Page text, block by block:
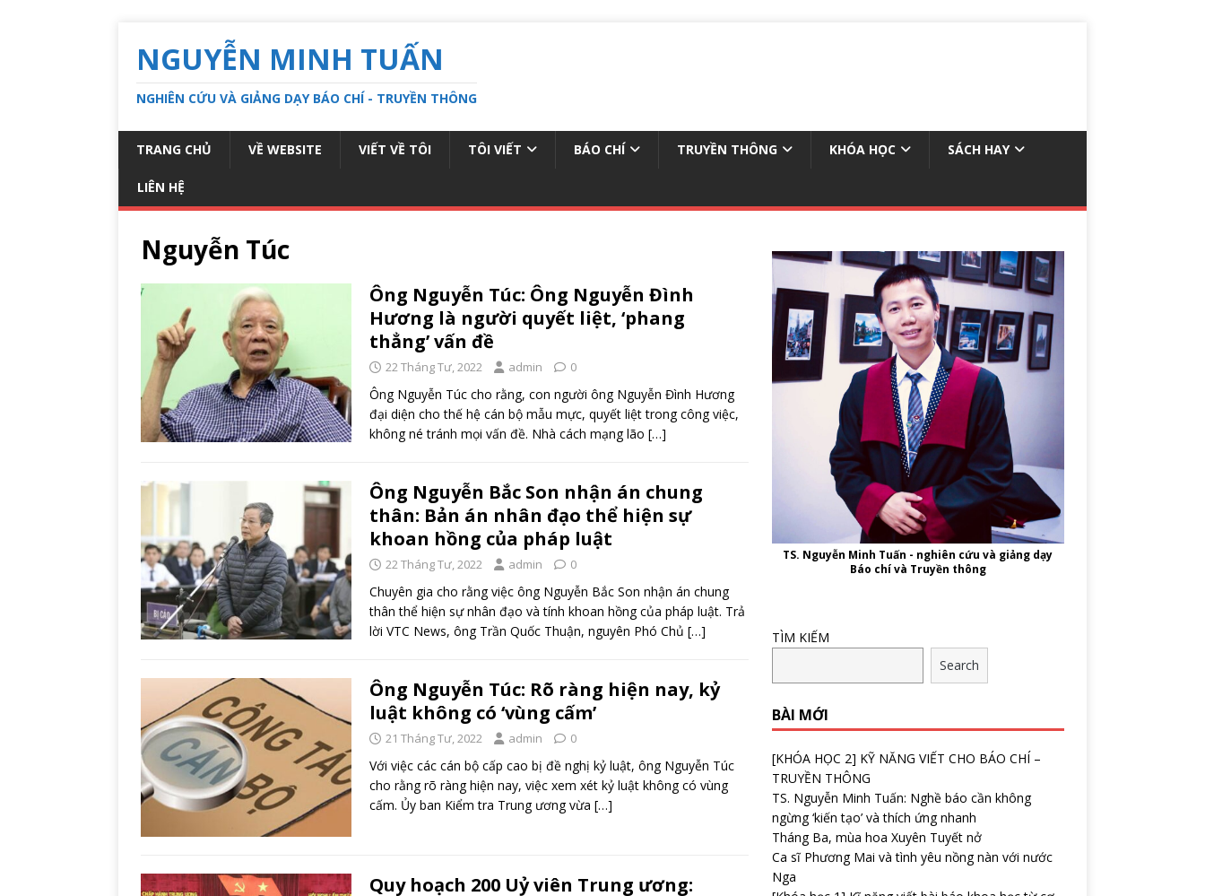
NGUYỄN MINH TUẤN
NGHIÊN CỨU VÀ GIẢNG DẠY BÁO CHÍ - TRUYỀN THÔNG
TRANG CHỦ VỀ WEBSITE VIẾT VỀ TÔI TÔI VIẾT BÁO CHÍ TRUYỀN THÔNG KHÓA HỌC SÁCH HAY
LIÊN HỆ
Nguyễn Túc
Ông Nguyễn Túc: Ông Nguyễn Đình
Hương là người quyết liệt, ‘phang
thẳng’ vấn đề
22 Tháng Tư, 2022 admin 0
Ông Nguyễn Túc cho rằng, con người ông Nguyễn Đình Hương
đại diện cho thế hệ cán bộ mẫu mực, quyết liệt trong công việc,
không né tránh mọi vấn đề. Nhà cách mạng lão […]
Ông Nguyễn Bắc Son nhận án chung
thân: Bản án nhân đạo thể hiện sự
khoan hồng của pháp luật
22 Tháng Tư, 2022 admin 0
Chuyên gia cho rằng việc ông Nguyễn Bắc Son nhận án chung
thân thể hiện sự nhân đạo và tính khoan hồng của pháp luật. Trả
lời VTC News, ông Trần Quốc Thuận, nguyên Phó Chủ […]
Ông Nguyễn Túc: Rõ ràng hiện nay, kỷ
luật không có ‘vùng cấm’
21 Tháng Tư, 2022 admin 0
Với việc các cán bộ cấp cao bị đề nghị kỷ luật, ông Nguyễn Túc
cho rằng rõ ràng hiện nay, việc xem xét kỷ luật không có vùng
cấm. Ủy ban Kiểm tra Trung ương vừa […]
Quy hoạch 200 Uỷ viên Trung ương:
TS. Nguyễn Minh Tuấn - nghiên cứu và giảng dạy
Báo chí và Truyền thông
TÌM KIẾM
Search
BÀI MỚI
[KHÓA HỌC 2] KỸ NĂNG VIẾT CHO BÁO CHÍ –
TRUYỀN THÔNG
TS. Nguyễn Minh Tuấn: Nghề báo cần không
ngừng ‘kiến tạo’ và thích ứng nhanh
Tháng Ba, mùa hoa Xuyên Tuyết nở
Ca sĩ Phương Mai và tình yêu nồng nàn với nước
Nga